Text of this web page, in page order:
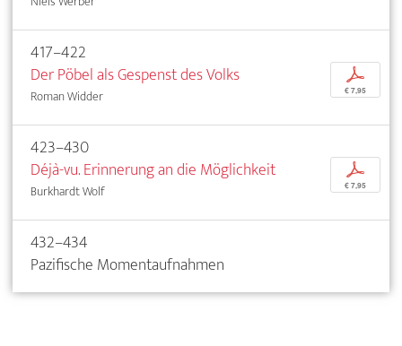
417–422
Der Pöbel als Gespenst des Volks
Roman Widder
p
€ 7,95
423–430
Déjà-vu. Erinnerung an die Möglichkeit
Burkhardt Wolf
p
€ 7,95
432–434
Pazifische Momentaufnahmen